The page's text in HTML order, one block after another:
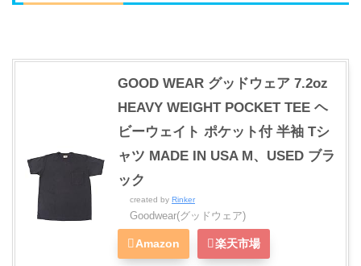
GOOD WEAR グッドウェア 7.2oz
HEAVY WEIGHT POCKET TEE ヘ
ビーウェイト ポケット付 半袖 Tシ
ャツ MADE IN USA M、USED ブラ
ック
created by Rinker
Goodwear(グッドウェア)
Amazon 楽天市場